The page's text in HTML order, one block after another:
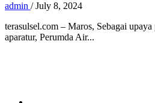
admin / July 8, 2024
terasulsel.com – Maros, Sebagai
aparatur, Perumda Air...